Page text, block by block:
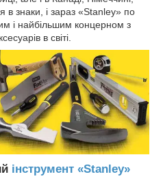
в знаки, і зараз «Stanley» по
і найбільшим концерном з
в світі.
інструмент «Stanley»